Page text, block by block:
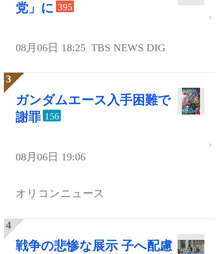
党」に 395
08月06日 18:25 TBS NEWS DIG
ガンダムエース入手困難で
謝罪 156
08月06日 19:06
オリコンニュース
戦争の悲惨な展示 子へ配慮